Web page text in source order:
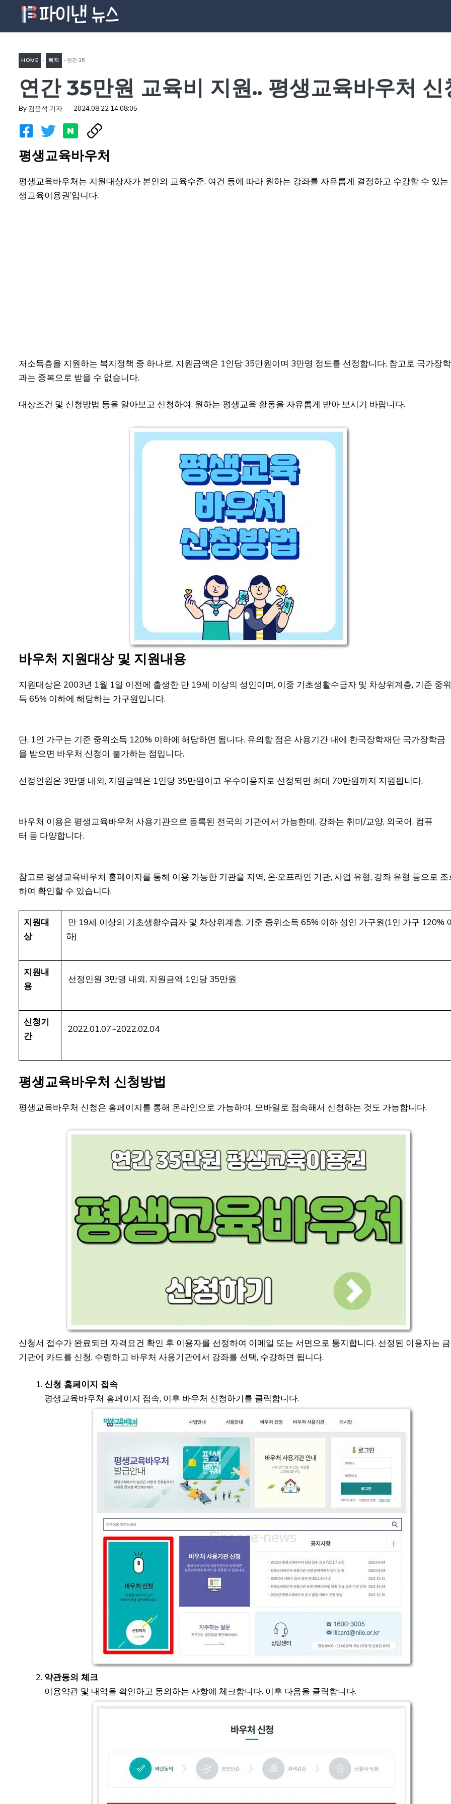
츠
HOME - 복지 - 연간 35
만원 교육비 지원.. 평생교육
바우처 신청방법 알아보기
연간 35만원 교육비 지원.. 평생교육바우처
By 김윤석 기자 2024.08.22 14:08:05
평생교육바우처
평생교육바우처는 지원대상자가 본인의 교육수준, 여건 등에 따라 원하는 강좌를 자유롭게 결정하고 수강할 수 있는
생교육이용권’입니다.
저소득층을 지원하는 복지정책 중 하나로, 지원금액은 1인당 35만원이며 3만명 정도를 선정합니다. 참고로 국가장
과는 중복으로 받을 수 없습니다.
대상조건 및 신청방법 등을 알아보고 신청하여, 원하는 평생교육 활동을 자유롭게 받아 보시기 바랍니다.
바우처 지원대상 및 지원내용
지원대상은 2003년 1월 1일 이전에 출생한 만 19세 이상의 성인이며, 이중 기초생활수급자 및 차상위계층, 기준 중
득 65% 이하에 해당하는 가구원입니다.
단, 1인 가구는 기준 중위소득 120% 이하에 해당하면 됩니다. 유의할 점은 사용기간 내에 한국장학재단 국가장학금
을 받으면 바우처 신청이 불가하는 점입니다.
선정인원은 3만명 내외, 지원금액은 1인당 35만원이고 우수이용자로 선정되면 최대 70만원까지 지원됩니다.
바우처 이용은 평생교육바우처 사용기관으로 등록된 전국의 기관에서 가능한데, 강좌는 취미/교양, 외국어, 컴퓨
터 등 다양합니다.
참고로 평생교육바우처 홈페이지를 통해 이용 가능한 기관을 지역, 온·오프라인 기관, 사업 유형, 강좌 유형 등으로 조
하여 확인할 수 있습니다.
지원대
상
만 19세 이상의 기초생활수급자 및 차상위계층, 기준 중위소득 65% 이하 성인 가구원(1인 가구 120%
하)
지원내
용
선정인원 3만명 내외, 지원금액 1인당 35만원
신청기
간
2022.01.07~2022.02.04
평생교육바우처 신청방법
평생교육바우처 신청은 홈페이지를 통해 온라인으로 가능하며, 모바일로 접속해서 신청하는 것도 가능합니다.
신청서 접수가 완료되면 자격요건 확인 후 이용자를 선정하여 이메일 또는 서면으로 통지합니다. 선정된 이용자는
기관에 카드를 신청, 수령하고 바우처 사용기관에서 강좌를 선택, 수강하면 됩니다.
신청 홈페이지 접속
평생교육바우처 홈페이지 접속, 이후 바우처 신청하기를 클릭합니다.
약관동의 체크
이용약관 및 내역을 확인하고 동의하는 사항에 체크합니다. 이후 다음을 클릭합니다.